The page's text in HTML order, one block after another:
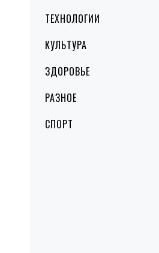
ТЕХНОЛОГИИ
КУЛЬТУРА
ЗДОРОВЬЕ
РАЗНОЕ
СПОРТ